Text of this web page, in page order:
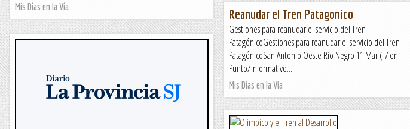
Mis Días en la Vía Reanudar el Tren Patagonico
Gestiones para reanudar el servicio del Tren
PatagónicoGestiones para reanudar el servicio del Tren
PatagónicoSan Antonio Oeste Rio Negro 11 Mar ( 7 en
Punto/Informativo...
Mis Días en la Vía